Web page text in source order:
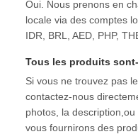
Oui. Nous prenons en
locale via des comptes
IDR, BRL, AED, PHP,
Tous les produits
Si vous ne trouvez pas
contactez-nous
photos, la
vous fournirons des